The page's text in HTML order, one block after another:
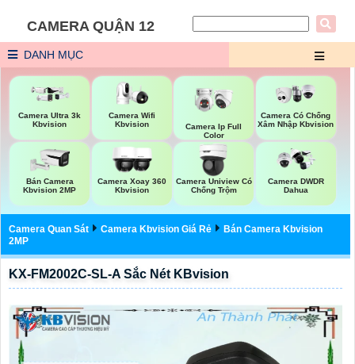
CAMERA QUẬN 12
DANH MỤC
Camera Ultra 3k
Kbvision
Camera Wifi
Kbvision
Camera Ip Full
Color
Camera Có Chống
Xâm Nhập Kbvision
Bán Camera
Kbvision 2MP
Camera Xoay 360
Kbvision
Camera Uniview Có
Chống Trộm
Camera DWDR
Dahua
Camera Quan Sát Camera Kbvision Giá Rẻ
Bán Camera Kbvision
2MP
KX-FM2002C-SL-A Sắc Nét KBvision